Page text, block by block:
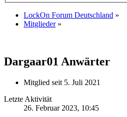
LockOn Forum Deutschland »
Mitglieder »
Dargaar01 Anwärter
Mitglied seit 5. Juli 2021
Letzte Aktivität
26. Februar 2023, 10:45